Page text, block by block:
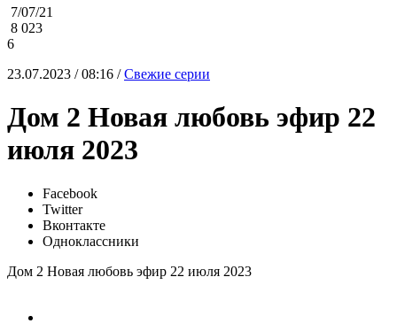
7/07/21
8 023
6
23.07.2023 / 08:16 /Свежие серии
Дом 2 Новая любовь эфир 22
июля 2023
Facebook
Twitter
Вконтакте
Одноклассники
Дом 2 Новая любовь эфир 22 июля 2023